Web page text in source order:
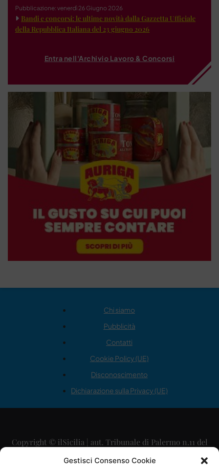
Gestisci Consenso Cookie
Pubblicazione: venerdì 26 Giugno 2026
Bandi e concorsi: le ultime novità dalla Gazzetta Ufficiale
della Repubblica Italiana del 23 giugno 2026
Entra nell'Archivio Lavoro & Concorsi
Chi siamo
Pubblicità
Contatti
Cookie Policy (UE)
Disconoscimento
Dichiarazione sulla Privacy (UE)
Copyright © ilSicilia | aut. Tribunale di Palermo n.11 del
29/09/2015